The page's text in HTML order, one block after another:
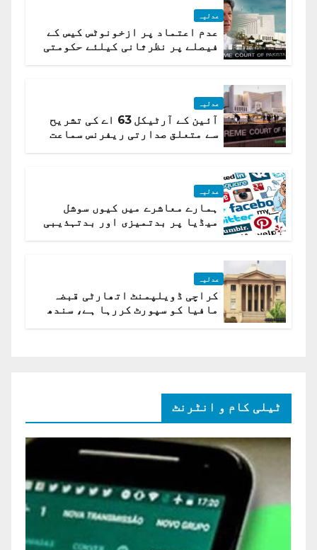
عدلیہ
عدم اعتماد پر ازخونوٹس کیس کے
فیصلے پر نظرثانی کیلئے حکومتی
عدلیہ
آئین کے آرٹیکل 63 اے کی تشریح
سے متعلق صدارتی ریفرنس سماعت
عدلیہ
ہمارے معاشرے میں کیوں سوشل
میڈیا پر بدتمیزی اور بدتہذیبی
عدلیہ
کراچی ڈویلپمنٹ اتھارٹی قبضہ
مافیا کو سپورٹ کررہا ہے، سندھ
ٹیلی کام و انٹرنٹ